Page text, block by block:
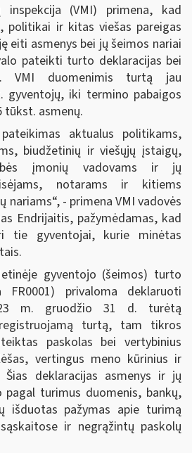
inspekcija (VMI) primena, kad
politikai ir kitas viešas pareigas
eiti asmenys bei jų šeimos nariai
pateikti turto deklaracijas bei
VMI duomenimis turtą jau
gyventojų, iki termino pabaigos
asmenų.
aktualus politikams,
biudžetinių ir viešųjų įstaigų,
įmonių vadovams ir jų
notarams ir kitiems
nariams“, - primena VMI vadovės
Endrijaitis, pažymėdamas, kad
tie gyventojai, kurie minėtas
gyventojo (šeimos) turto
FR0001) privaloma deklaruoti
m. gruodžio 31 d. turėtą
turtą, tam tikros
paskolas bei vertybinius
vertingus meno kūrinius ir
Šias deklaracijas asmenys ir jų
pagal turimus duomenis, bankų,
išduotas pažymas apie turimą
ir negrąžintų paskolų